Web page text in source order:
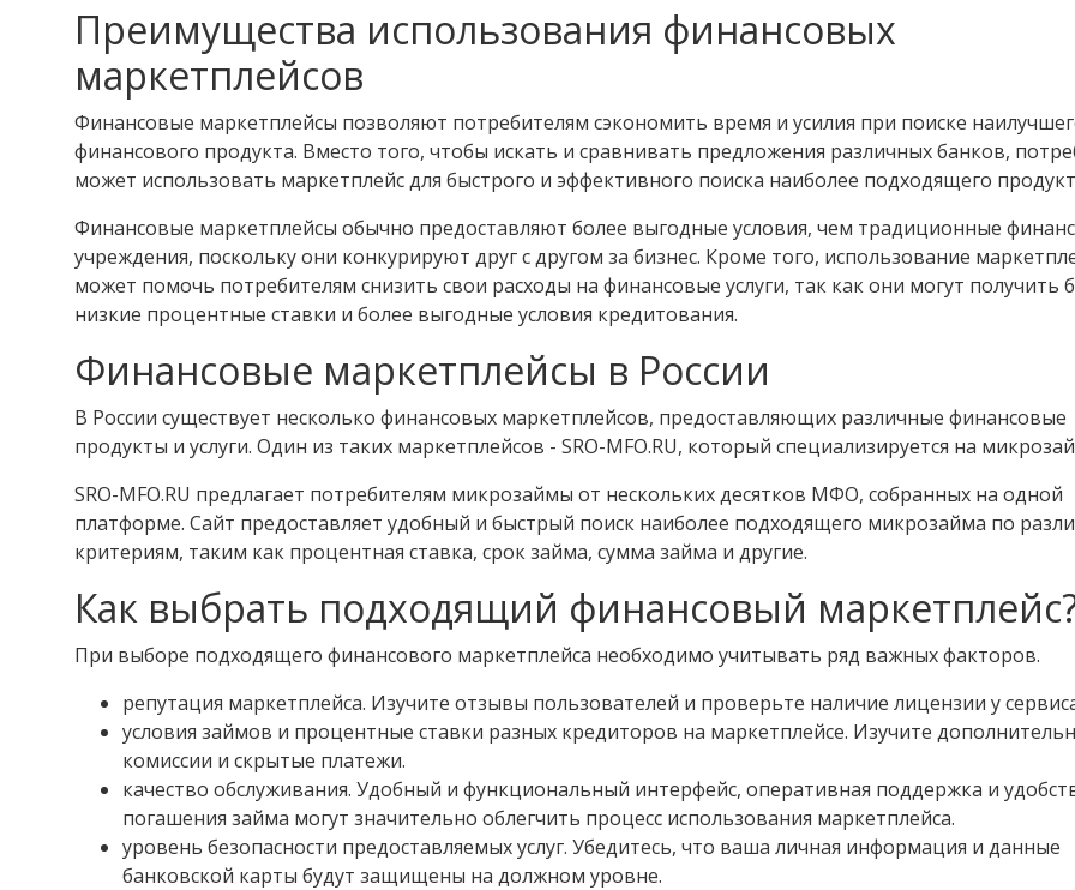
Преимущества использования финансовых
маркетплейсов
Финансовые маркетплейсы позволяют потребителям сэкономить время и усилия при поиске
финансового продукта. Вместо того, чтобы искать и сравнивать предложения различных банков,
может использовать маркетплейс для быстрого и эффективного поиска наиболее подходящего
Финансовые маркетплейсы обычно предоставляют более выгодные условия, чем традиционные
учреждения, поскольку они конкурируют друг с другом за бизнес. Кроме того, использование
может помочь потребителям снизить свои расходы на финансовые услуги, так как они могут получить
низкие процентные ставки и более выгодные условия кредитования.
Финансовые маркетплейсы в России
В России существует несколько финансовых маркетплейсов, предоставляющих различные финансовые
продукты и услуги. Один из таких маркетплейсов - SRO-MFO.RU, который специализируется на
SRO-MFO.RU предлагает потребителям микрозаймы от нескольких десятков МФО, собранных на одной
платформе. Сайт предоставляет удобный и быстрый поиск наиболее подходящего микрозайма по
критериям, таким как процентная ставка, срок займа, сумма займа и другие.
Как выбрать подходящий финансовый
При выборе подходящего финансового маркетплейса необходимо учитывать ряд важных факторов.
репутация маркетплейса. Изучите отзывы пользователей и проверьте наличие лицензии у
условия займов и процентные ставки разных кредиторов на маркетплейсе. Изучите
комиссии и скрытые платежи.
качество обслуживания. Удобный и функциональный интерфейс, оперативная поддержка и
погашения займа могут значительно облегчить процесс использования маркетплейса.
уровень безопасности предоставляемых услуг. Убедитесь, что ваша личная информация и данные
банковской карты будут защищены на должном уровне.